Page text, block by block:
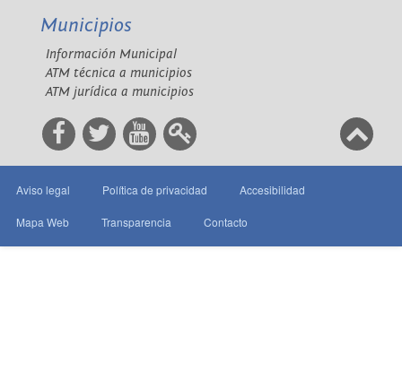
Municipios
Información Municipal
ATM técnica a municipios
ATM jurídica a municipios
Aviso legal Política de privacidad Accesibilidad
Mapa Web Transparencia Contacto